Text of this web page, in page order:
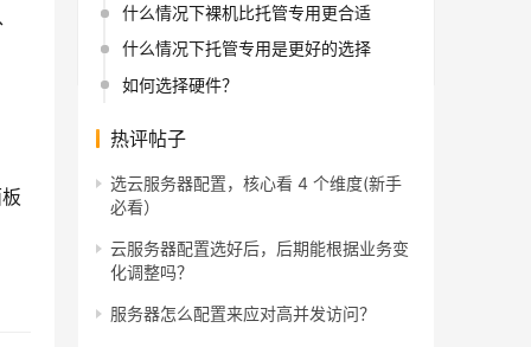
什么情况下裸机比托管专用更合适
什么情况下托管专用是更好的选择
如何选择硬件？
热评帖子
选云服务器配置，核心看 4 个维度(新手
必看）
云服务器配置选好后，后期能根据业务变
化调整吗？
服务器怎么配置来应对高并发访问？